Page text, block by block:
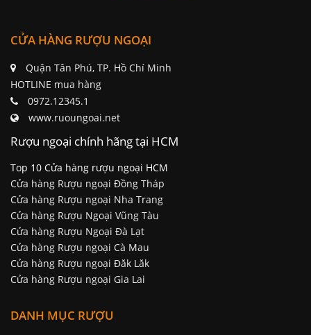
CỬA HÀNG RƯỢU NGOẠI
Quận Tân Phú, TP. Hồ Chí Minh
HOTLINE mua hàng
0972.12345.1
www.ruoungoai.net
Rượu ngoại chính hãng tại HCM
Top 10 Cửa hàng rượu ngoại HCM
Cửa hàng Rượu ngoại Đồng Tháp
Cửa hàng Rượu ngoại Nha Trang
Cửa hàng Rượu Ngoại Vũng Tàu
Cửa hàng Rượu Ngoại Đà Lạt
Cửa hàng Rượu ngoại Cà Mau
Cửa hàng Rượu ngoại Đăk Lăk
Cửa hàng Rượu ngoại Gia Lai
DANH MỤC RƯỢU